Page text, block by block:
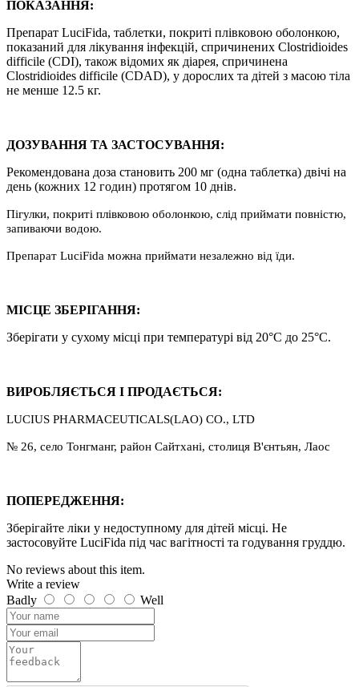
ПОКАЗАННЯ:
Препарат LuciFida, таблетки, покриті плівковою оболонкою,
показаний для лікування інфекцій, спричинених Clostridioides
difficile (CDI), також відомих як діарея, спричинена
Clostridioides difficile (CDAD), у дорослих та дітей з масою тіла
не менше 12.5 кг.
ДОЗУВАННЯ ТА ЗАСТОСУВАННЯ:
Рекомендована доза становить 200 мг (одна таблетка) двічі на
день (кожних 12 годин) протягом 10 днів.
Пігулки, покриті плівковою оболонкою, слід приймати повністю,
запиваючи водою.
Препарат LuciFida можна приймати незалежно від їди.
МІСЦЕ ЗБЕРІГАННЯ:
Зберігати у сухому місці при температурі від 20°C до 25°C.
ВИРОБЛЯЄТЬСЯ І ПРОДАЄТЬСЯ:
LUCIUS PHARMACEUTICALS(LAO) CO., LTD
№ 26, село Тонгманг, район Сайтхані, столиця В'єнтьян, Лаос
ПОПЕРЕДЖЕННЯ:
Зберігайте ліки у недоступному для дітей місці. Не
застосовуйте LuciFida під час вагітності та годування груддю.
No reviews about this item.
Write a review
Badly
Well